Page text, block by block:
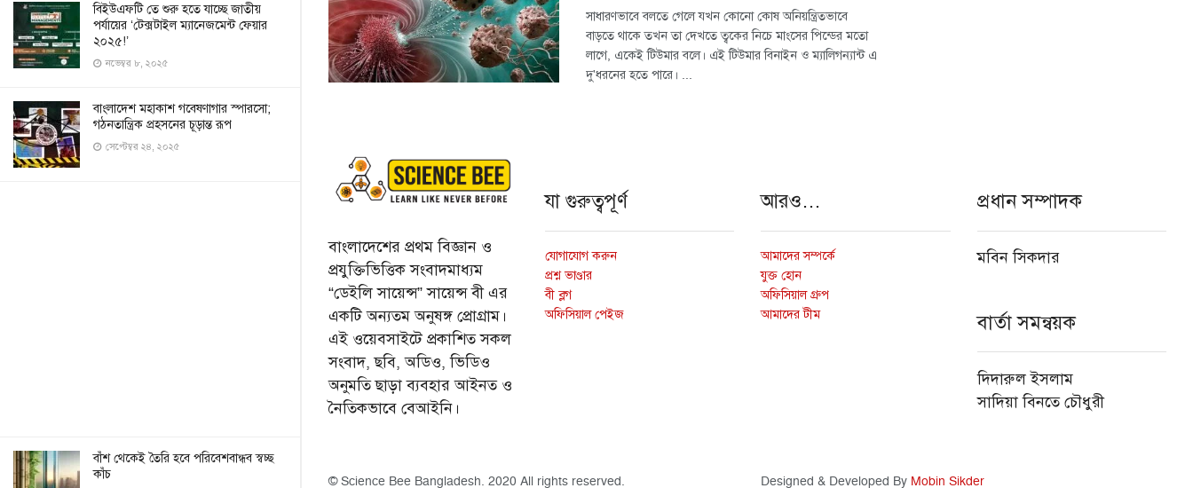
বিইউএফটি তে শুরু হতে যাচ্ছে জাতীয়
পর্যায়ের ‘টেক্সটাইল ম্যানেজমেন্ট ফেয়ার
২০২৫!’
নভেম্বর ৮, ২০২৫
বাংলাদেশ মহাকাশ গবেষণাগার স্পারসো;
গঠনতান্ত্রিক প্রহসনের চূড়ান্ত রূপ
সেপ্টেম্বর ২৪, ২০২৫
বাঁশ থেকেই তৈরি হবে পরিবেশবান্ধব স্বচ্ছ
কাঁচ
সাধারণভাবে বলতে গেলে যখন কোনো কোষ অনিয়ন্ত্রিতভাবে
বাড়তে থাকে তখন তা দেখতে ত্বকের নিচে মাংসের পিন্ডের মতো
লাগে, একেই টিউমার বলে। এই টিউমার বিনাইন ও ম্যালিগন্যান্ট এ
দু'ধরনের হতে পারে। ...
বাংলাদেশের প্রথম বিজ্ঞান ও
প্রযুক্তিভিত্তিক সংবাদমাধ্যম
“ডেইলি সায়েন্স” সায়েন্স বী এর
একটি অন্যতম অনুষঙ্গ প্রোগ্রাম।
এই ওয়েবসাইটে প্রকাশিত সকল
সংবাদ, ছবি, অডিও, ভিডিও
অনুমতি ছাড়া ব্যবহার আইনত ও
নৈতিকভাবে বেআইনি।
যা গুরুত্বপূর্ণ
যোগাযোগ করুন
প্রশ্ন ভাণ্ডার
বী ব্লগ
অফিসিয়াল পেইজ
আরও…
আমাদের সম্পর্কে
যুক্ত হোন
অফিসিয়াল গ্রুপ
আমাদের টীম
প্রধান সম্পাদক
মবিন সিকদার
বার্তা সমন্বয়ক
দিদারুল ইসলাম
সাদিয়া বিনতে চৌধুরী
© Science Bee Bangladesh. 2020 All rights reserved. Designed & Developed By Mobin Sikder